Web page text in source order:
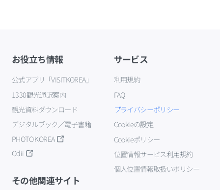
お役立ち情報
公式アプリ「VISITKOREA」
1330観光通訳案内
観光資料ダウンロード
デジタルブック／電子書籍
PHOTO KOREA
Odii
サービス
利用規約
FAQ
プライバシーポリシー
Cookieの設定
Cookieポリシー
位置情報サービス利用規約
個人位置情報取扱いポリシー
その他関連サイト